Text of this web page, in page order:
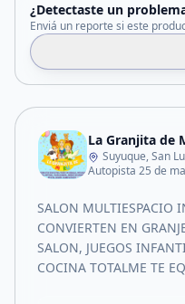
¿Detectaste un
Enviá un reporte si este
La Granjita de
Suyuque, San
Autopista 25 de
SALON MULTIESPACIO
CONVIERTEN EN
SALON, JUEGOS
COCINA TOTALME TE